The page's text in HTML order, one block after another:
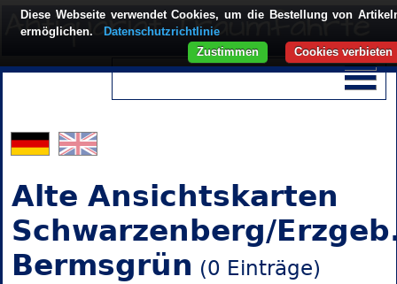
Alte Ansichtskarten
Schwarzenberg/
Bermsgrün (0 Einträge)
Diese Webseite verwendet Cookies, um die Bestellung von
ermöglichen.
Datenschutzrichtlinie
Cookies verbieten
Zustimmen